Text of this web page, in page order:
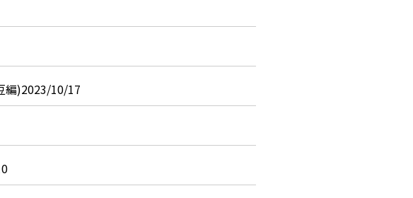
編)2023/10/17